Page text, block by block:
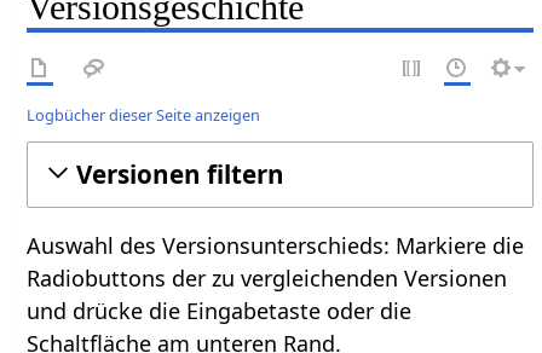
Logbücher dieser Seite anzeigen
Versionen filtern
Auswahl des Versionsunterschieds: Markiere die
Radiobuttons der zu vergleichenden Versionen
und drücke die Eingabetaste oder die
Schaltfläche am unteren Rand.